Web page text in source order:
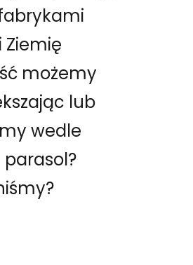
Ziemię
możemy
lub
wedle